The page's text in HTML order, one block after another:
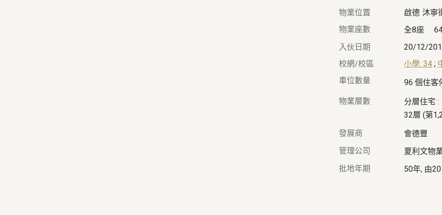
物業位置 啟德 沐寧
物業座數
全8座
入伙日期
20/12/
校網/校區
小學: 34 ;
車位數量
96 個住客
物業層數
分層住宅 :
32層 (第
發展商
會德豐
管理公司
夏利文物
批地年期
50年, 由